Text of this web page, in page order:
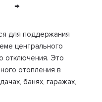
→
для поддержания
центрального
отключения. Это
отопления в
банях, гаражах,